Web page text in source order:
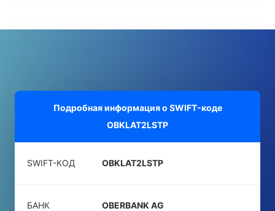
Подробная информация о SWIFT-коде
OBKLAT2LSTP
SWIFT-КОД OBKLAT2LSTP
БАНК OBERBANK AG